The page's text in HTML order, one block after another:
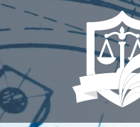
Skip
to
content